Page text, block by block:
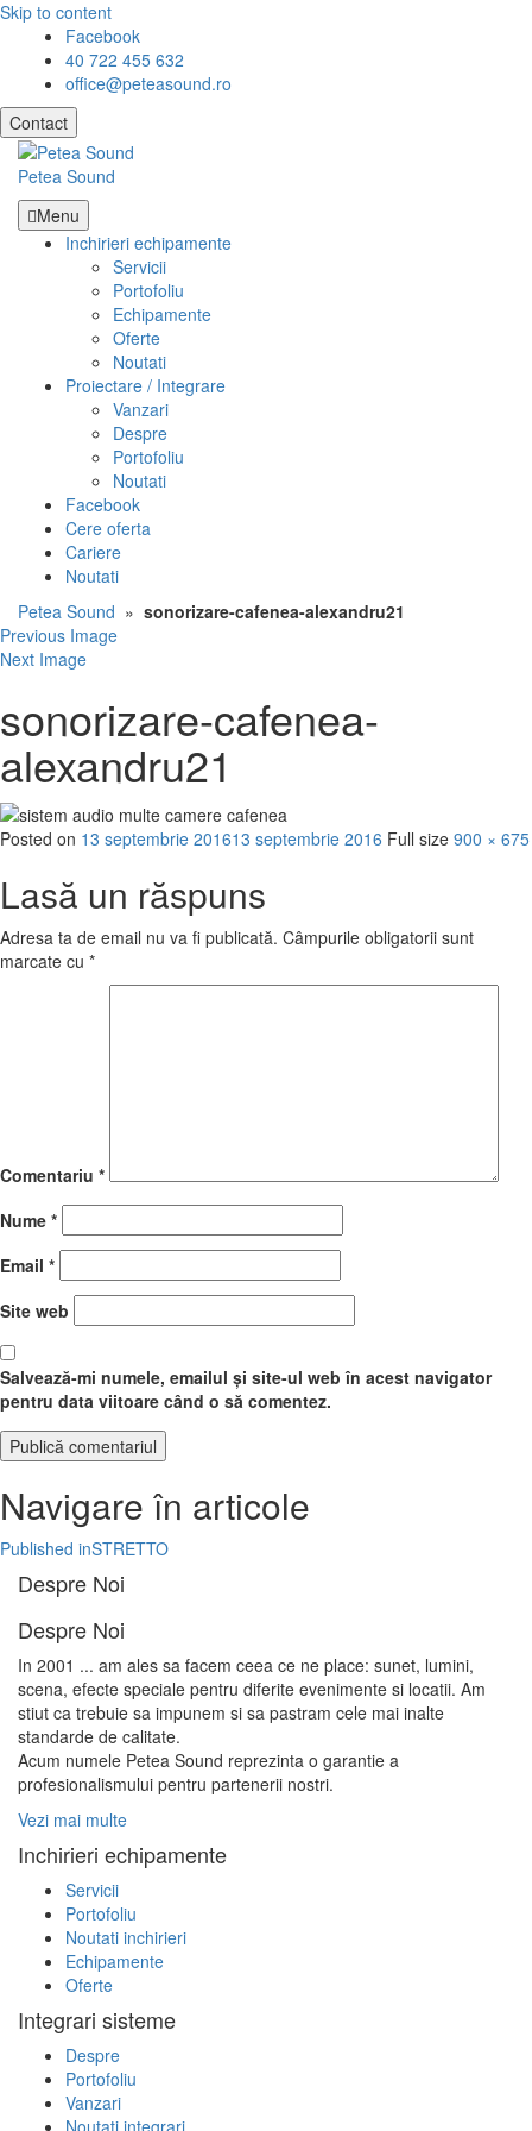
Skip to content
Facebook
40 722 455 632
office@peteasound.ro
Contact
Petea Sound
Menu
Inchirieri echipamente
Servicii
Portofoliu
Echipamente
Oferte
Noutati
Proiectare / Integrare
Vanzari
Despre
Portofoliu
Noutati
Facebook
Cere oferta
Cariere
Noutati
Petea Sound » sonorizare-cafenea-alexandru21
Previous Image
Next Image
sonorizare-cafenea-
alexandru21
Posted on 13 septembrie 201613 septembrie 2016 Full size 900 × 675
Lasă un răspuns
Adresa ta de email nu va fi publicată. Câmpurile obligatorii sunt
marcate cu *
Comentariu *
Nume *
Email *
Site web
Salvează-mi numele, emailul și site-ul web în acest navigator
pentru data viitoare când o să comentez.
Navigare în articole
Published inSTRETTO
Despre Noi
Despre Noi
In 2001 ... am ales sa facem ceea ce ne place: sunet, lumini,
scena, efecte speciale pentru diferite evenimente si locatii. Am
stiut ca trebuie sa impunem si sa pastram cele mai inalte
standarde de calitate.
Acum numele Petea Sound reprezinta o garantie a
profesionalismului pentru partenerii nostri.
Vezi mai multe
Inchirieri echipamente
Servicii
Portofoliu
Noutati inchirieri
Echipamente
Oferte
Integrari sisteme
Despre
Portofoliu
Vanzari
Noutati integrari